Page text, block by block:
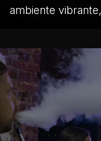
ambiente